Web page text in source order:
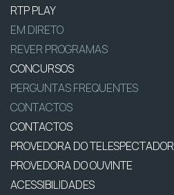
RTP PLAY
EM DIRETO
REVER PROGRAMAS
CONCURSOS
PERGUNTAS FREQUENTES
CONTACTOS
CONTACTOS
PROVEDORA DO TELESPECTADOR
PROVEDORA DO OUVINTE
ACESSIBILIDADES